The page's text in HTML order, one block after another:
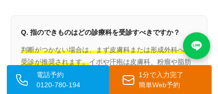
Q. 指のできものはどの診療科を受診すべきですか？
判断がつかない場合は、まず皮膚科または形成外科への
受診が推奨されます。イボや汗疱は皮膚科、粉瘤や脂肪
腫の摘出は形成外科、ヘバーデン結節など関節に関わる
ものは整形外科が専門です。爪の下に激しい痛みがある
電話予約
0120-780-194
1分で入力完了
簡単Web予約